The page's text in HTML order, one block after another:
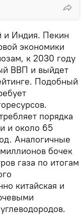
и Индия. Пекин
экономики
к 2030 году
ВВП и выйдет
Подобный
порядка
и около 65
Аналогичные
бочек
газа по итогам
китайская и